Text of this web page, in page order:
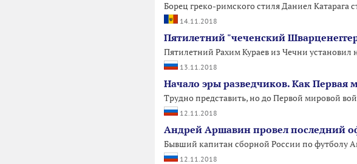
Борец греко-римского стиля Даниел Катарага
14.11.2018
Пятилетний "чеченский
Пятилетний Рахим Кураев из Чечни установил
13.11.2018
Начало эры разведчиков. Как Первая
Трудно представить, но до Первой мировой
12.11.2018
Андрей Аршавин провел последний
Бывший капитан сборной России по футболу
12.11.2018